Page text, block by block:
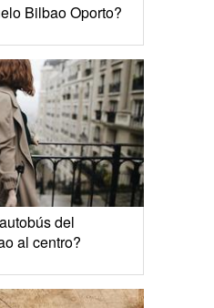
Bilbao Oporto?
del
al centro?